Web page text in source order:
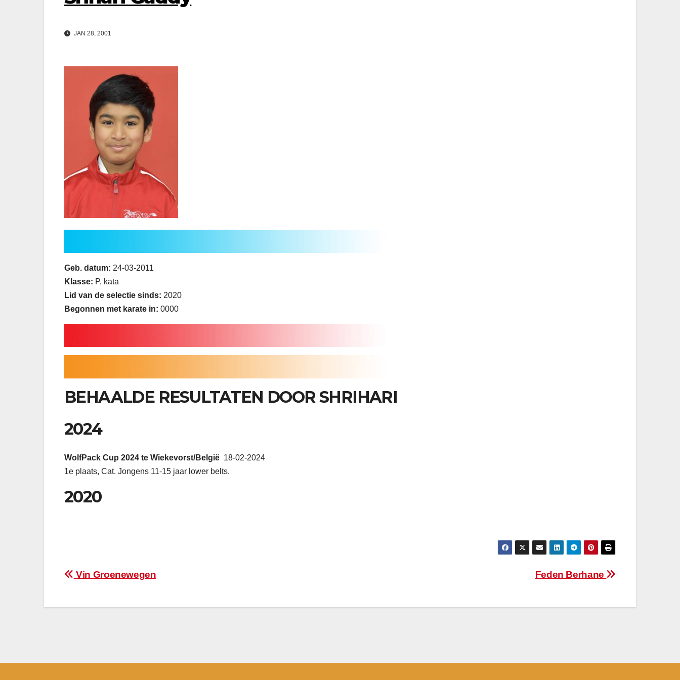
JAN 28, 2001
Geb. datum: 24-03-2011
Klasse: P, kata
Lid van de selectie sinds: 2020
Begonnen met karate in: 0000
BEHAALDE RESULTATEN DOOR SHRIHARI
2024
WolfPack Cup 2024 te Wiekevorst/België 18-02-2024
1e plaats, Cat. Jongens 11-15 jaar lower belts.
2020
Bericht
Feden Berhane
Vin Groenewegen